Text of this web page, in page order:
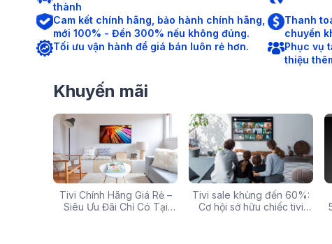
thành
Cam kết chính hãng, bảo hành chính hãng,
mới 100% - Đền 300% nếu không đúng.
Thanh
chuyển
Tối ưu vận hành để giá bán luôn rẻ hơn.
Phục vụ
thiệu
Khuyến mãi
Tivi Chính Hãng Giá Rẻ –
Siêu Ưu Đãi Chỉ Có Tại
Tivi sale khủng đến 60%:
Cơ hội sở hữu chiếc tivi
Các mã báo lỗi thường gặp
của bếp từ và lưu ý khi xử
Top 5 tivi 32 inch giá rẻ,
chất lượng và đáng mua